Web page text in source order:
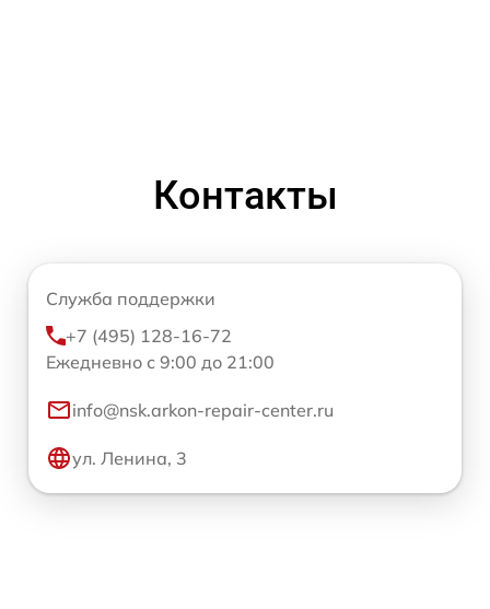
Контакты
Служба поддержки
+7 (495) 128-16-72
Ежедневно с 9:00 до 21:00
info@nsk.arkon-repair-center.ru
ул. Ленина, 3